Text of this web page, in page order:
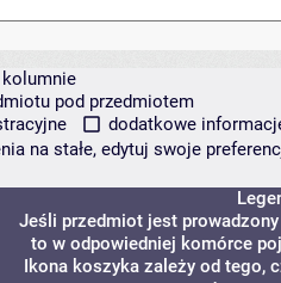
pod przedmiotem
dodatkowe
na stałe, edytuj swoje
Jeśli przedmiot jest
to w odpowiedniej komórce
Ikona koszyka zależy od tego,